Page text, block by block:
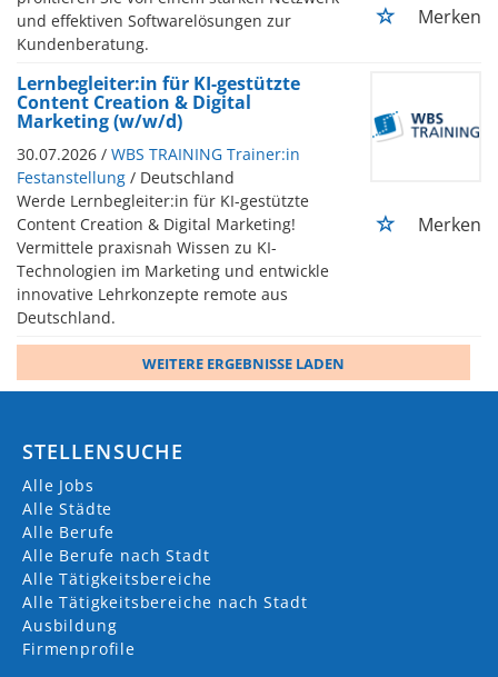
und effektiven Softwarelösungen zur
Kundenberatung.
Merken
Lernbegleiter:in für KI-gestützte
Content Creation & Digital
Marketing (w/w/d)
30.07.2026 / WBS TRAINING Trainer:in
Festanstellung / Deutschland
Werde Lernbegleiter:in für KI-gestützte
Content Creation & Digital Marketing!
Vermittele praxisnah Wissen zu KI-
Technologien im Marketing und entwickle
innovative Lehrkonzepte remote aus
Deutschland.
Merken
WEITERE ERGEBNISSE LADEN
STELLENSUCHE
Alle Jobs
Alle Städte
Alle Berufe
Alle Berufe nach Stadt
Alle Tätigkeitsbereiche
Alle Tätigkeitsbereiche nach Stadt
Ausbildung
Firmenprofile